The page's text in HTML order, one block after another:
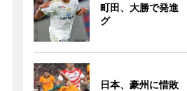
町田、大勝で発進
グ
日本、豪州に惜敗